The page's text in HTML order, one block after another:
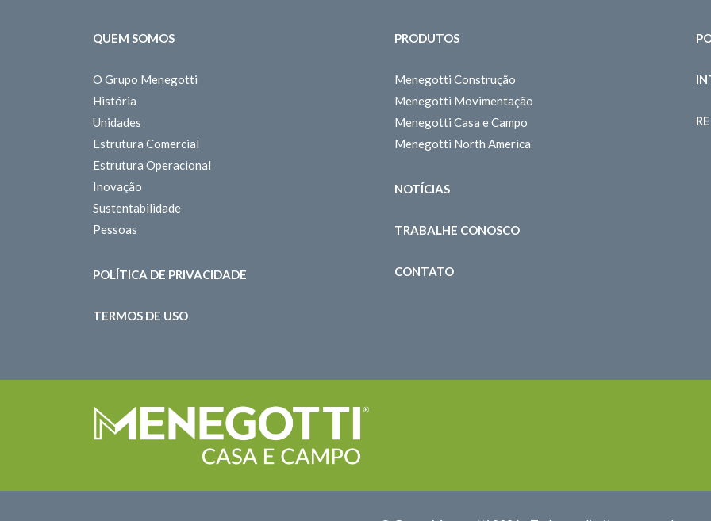
QUEM SOMOS
O Grupo Menegotti
História
Unidades
Estrutura Comercial
Estrutura Operacional
Inovação
Sustentabilidade
Pessoas
POLÍTICA DE PRIVACIDADE
TERMOS DE USO
PRODUTOS
Menegotti Construção
Menegotti Movimentação
Menegotti Casa e Campo
Menegotti North America
NOTÍCIAS
TRABALHE CONOSCO
CONTATO